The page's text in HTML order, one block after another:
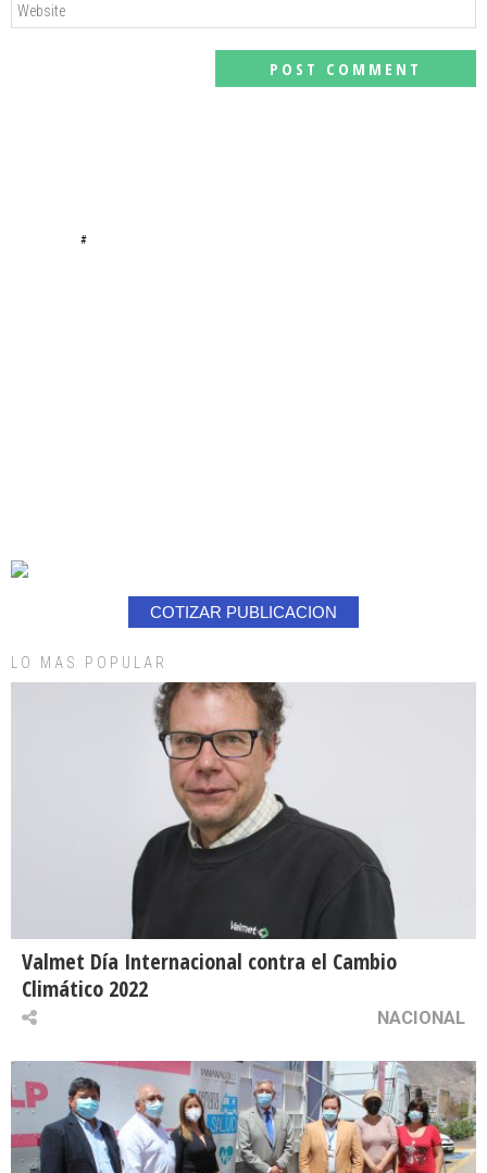
#
COTIZAR PUBLICACION
LO MAS POPULAR
Valmet Día Internacional contra el Cambio
Climático 2022
NACIONAL